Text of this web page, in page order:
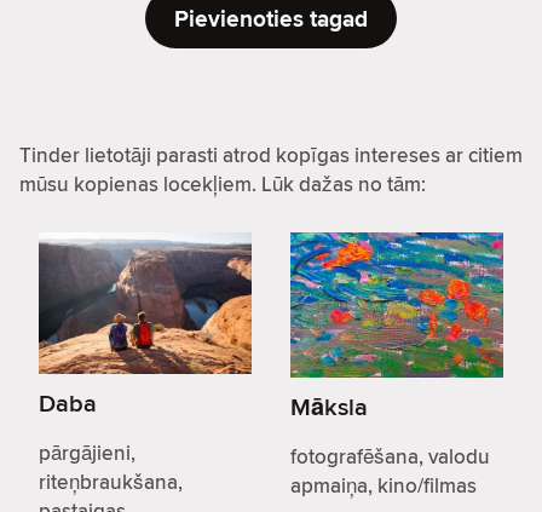
Pievienoties tagad
Tinder lietotāji parasti atrod kopīgas intereses ar citiem
mūsu kopienas locekļiem. Lūk dažas no tām:
Daba
pārgājieni,
riteņbraukšana,
Māksla
fotografēšana, valodu
apmaiņa, kino/filmas